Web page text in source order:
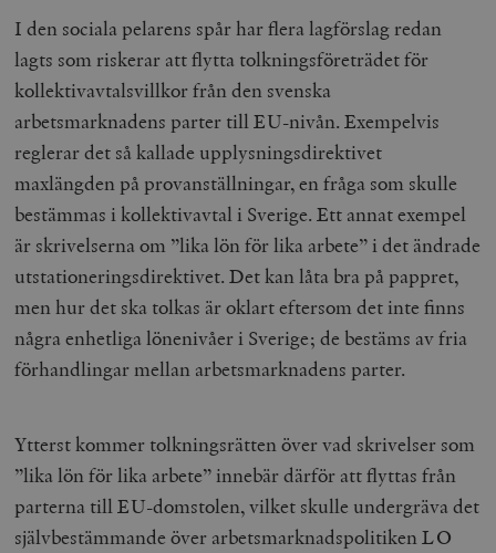
I den sociala pelarens spår har flera lagförslag redan
lagts som riskerar att flytta tolkningsföreträdet för
kollektivavtalsvillkor från den svenska
arbetsmarknadens parter till EU-nivån. Exempelvis
reglerar det så kallade upplysningsdirektivet
maxlängden på provanställningar, en fråga som skulle
bestämmas i kollektivavtal i Sverige. Ett annat exempel
är skrivelserna om ”lika lön för lika arbete” i det ändrade
utstationeringsdirektivet. Det kan låta bra på pappret,
men hur det ska tolkas är oklart eftersom det inte finns
några enhetliga lönenivåer i Sverige; de bestäms av fria
förhandlingar mellan arbetsmarknadens parter.
Ytterst kommer tolkningsrätten över vad skrivelser som
”lika lön för lika arbete” innebär därför att flyttas från
parterna till EU-domstolen, vilket skulle undergräva det
självbestämmande över arbetsmarknadspolitiken LO